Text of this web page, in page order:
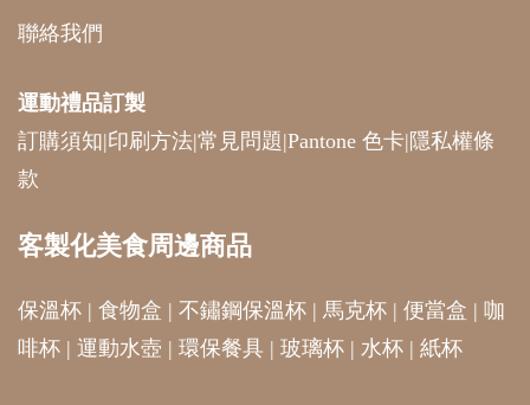
聯絡我們
運動禮品訂製
訂購須知|印刷方法|常見問題|Pantone 色卡| 隱私權條
款
客製化美食周邊商品
保溫杯 | 食物盒 | 不鏽鋼保溫杯 | 馬克杯 | 便當盒 | 咖
啡杯 | 運動水壺 | 環保餐具 | 玻璃杯 | 水杯 | 紙杯